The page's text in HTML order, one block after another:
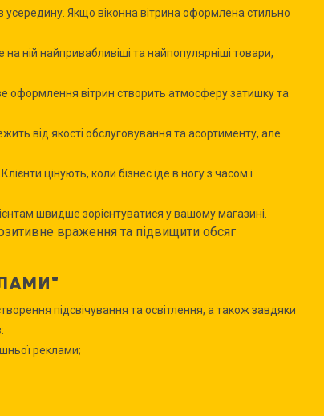
Якщо віконна вітрина оформлена стильно
ній найпривабливіші та найпопулярніші товари,
оформлення вітрин створить атмосферу затишку та
від якості обслуговування та асортименту, але
цінують, коли бізнес іде в ногу з часом і
швидше зорієнтуватися у вашому магазині.
враження та підвищити обсяг
підсвічування та освітлення, а також завдяки
реклами;